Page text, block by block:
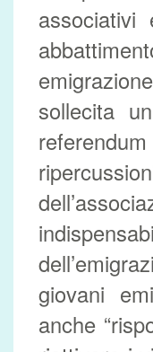
sollecita
giovani
anche